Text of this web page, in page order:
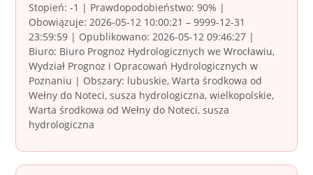
Stopień: -1 | Prawdopodobieństwo: 90% |
Obowiązuje: 2026-05-12 10:00:21 – 9999-12-31
23:59:59 | Opublikowano: 2026-05-12 09:46:27 |
Biuro: Biuro Prognoz Hydrologicznych we Wrocławiu,
Wydział Prognoz i Opracowań Hydrologicznych w
Poznaniu | Obszary: lubuskie, Warta środkowa od
Wełny do Noteci, susza hydrologiczna, wielkopolskie,
Warta środkowa od Wełny do Noteci, susza
hydrologiczna